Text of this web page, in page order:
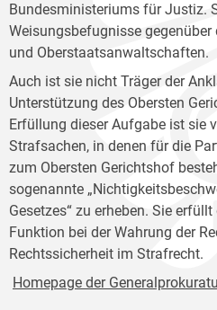
Bundesministeriums für Justiz.
Weisungsbefugnisse
und Oberstaatsanwaltschaften.
Auch ist sie nicht Träger der
Unterstützung des Obersten
Erfüllung dieser Aufgabe ist sie
Strafsachen, in denen für die
zum Obersten Gerichtshof
sogenannte
Gesetzes“ zu erheben. Sie
Funktion bei der Wahrung der
Rechtssicherheit im Strafrecht.
Homepage der